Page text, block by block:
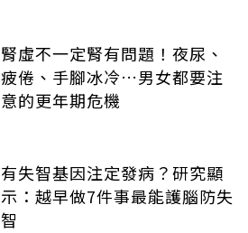
腎虛不一定腎有問題！夜尿、
疲倦、手腳冰冷…男女都要注
意的更年期危機
有失智基因注定發病？研究顯
示：越早做7件事最能護腦防失
智